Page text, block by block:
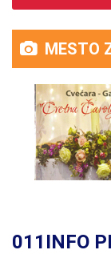
MESTO
011INFO